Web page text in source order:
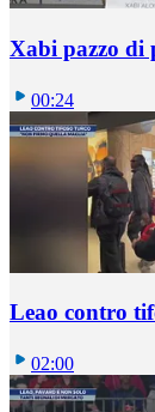
Xabi pazzo di
00:24
Leao contro
02:00